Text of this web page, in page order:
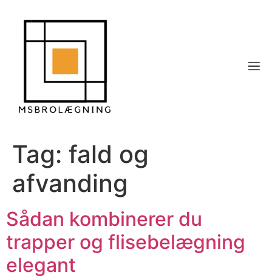
Tag: fald og
afvanding
Sådan kombinerer du
trapper og flisebelægning
elegant